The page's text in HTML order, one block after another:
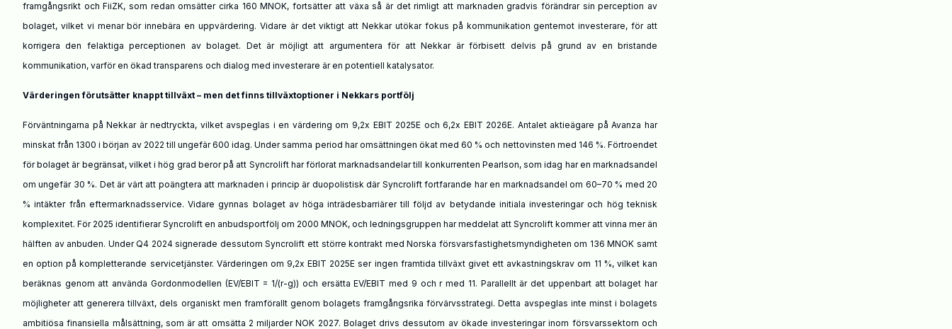
framgångsrikt och FiiZK, som redan omsätter cirka 160 MNOK, fortsätter att växa så är det rimligt att marknaden gradvis förändrar sin perception av
bolaget, vilket vi menar bör innebära en uppvärdering. Vidare är det viktigt att Nekkar utökar fokus på kommunikation gentemot investerare, för att
korrigera den felaktiga perceptionen av bolaget. Det är möjligt att argumentera för att Nekkar är förbisett delvis på grund av en bristande
kommunikation, varför en ökad transparens och dialog med investerare är en potentiell katalysator.
Värderingen förutsätter knappt tillväxt – men det finns tillväxtoptioner i Nekkars portfölj
Förväntningarna på Nekkar är nedtryckta, vilket avspeglas i en värdering om 9,2x EBIT 2025E och 6,2x EBIT 2026E. Antalet aktieägare på Avanza har
minskat från 1300 i början av 2022 till ungefär 600 idag. Under samma period har omsättningen ökat med 60 % och nettovinsten med 146 %. Förtroendet
för bolaget är begränsat, vilket i hög grad beror på att Syncrolift har förlorat marknadsandelar till konkurrenten Pearlson, som idag har en marknadsandel
om ungefär 30 %. Det är värt att poängtera att marknaden i princip är duopolistisk där Syncrolift fortfarande har en marknadsandel om 60–70 % med 20
% intäkter från eftermarknadsservice. Vidare gynnas bolaget av höga inträdesbarriärer till följd av betydande initiala investeringar och hög teknisk
komplexitet. För 2025 identifierar Syncrolift en anbudsportfölj om 2000 MNOK, och ledningsgruppen har meddelat att Syncrolift kommer att vinna mer än
hälften av anbuden. Under Q4 2024 signerade dessutom Syncrolift ett större kontrakt medNorska försvarsfastighetsmyndigheten om 136 MNOK samt
en option på kompletterande servicetjänster. Värderingen om 9,2x EBIT 2025E ser ingen framtida tillväxt givet ett avkastningskrav om 11 %, vilket kan
beräknas genom att använda Gordonmodellen (EV/EBIT = 1/(r-g)) och ersätta EV/EBIT med 9 och r med 11. Parallellt är det uppenbart att bolaget har
möjligheter att generera tillväxt, dels organiskt men framförallt genom bolagets framgångsrika förvärvsstrategi. Detta avspeglas inte minst i bolagets
ambitiösa finansiella målsättning, som är att omsätta 2 miljarder NOK 2027. Bolaget drivs dessutom av ökade investeringar inom försvarssektorn och